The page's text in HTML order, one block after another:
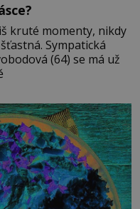
kruté momenty, nikdy
(64) se má už